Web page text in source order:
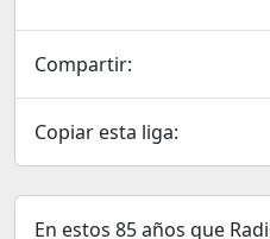
Compartir:
Copiar esta liga:
En estos 85 años que